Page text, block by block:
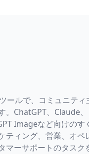
ールで、コミュニティ
ChatGPT、Claude、
Imageなど向けのす
ティング、営業、オペ
マーサポートのタスク